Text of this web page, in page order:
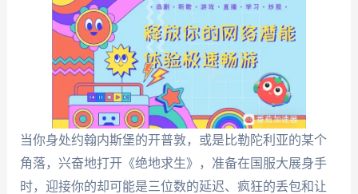
当你身处约翰内斯堡的开普敦，或是比勒陀利亚的某个
角落，兴奋地打开《绝地求生》，准备在国服大展身手
时，迎接你的却可能是三位数的延迟、疯狂的丢包和让